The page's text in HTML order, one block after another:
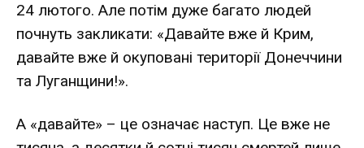
24 лютого. Але потім дуже багато людей
почнуть закликати: «Давайте вже й Крим,
давайте вже й окуповані території Донеччини
та Луганщини!».
А «давайте» – це означає наступ. Це вже не